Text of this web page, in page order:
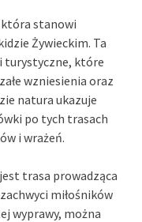
stanowi
Żywieckim. Ta
turystyczne, które
wzniesienia oraz
natura ukazuje
po tych trasach
i wrażeń.
trasa prowadząca
miłośników
wyprawy, można